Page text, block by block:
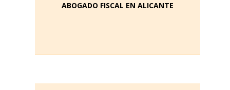
ABOGADO FISCAL EN ALICANTE